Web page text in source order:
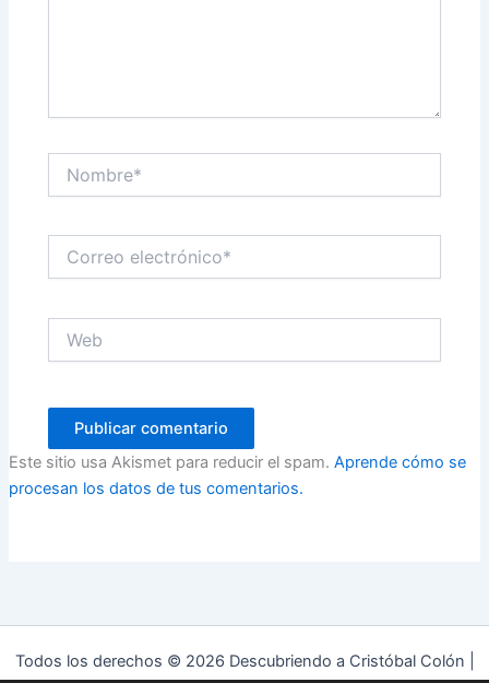
electrónico*
Este sitio usa Akismet para reducir el spam. Aprende cómo se
procesan los datos de tus comentarios.
Todos los derechos © 2026 Descubriendo a Cristóbal Colón |